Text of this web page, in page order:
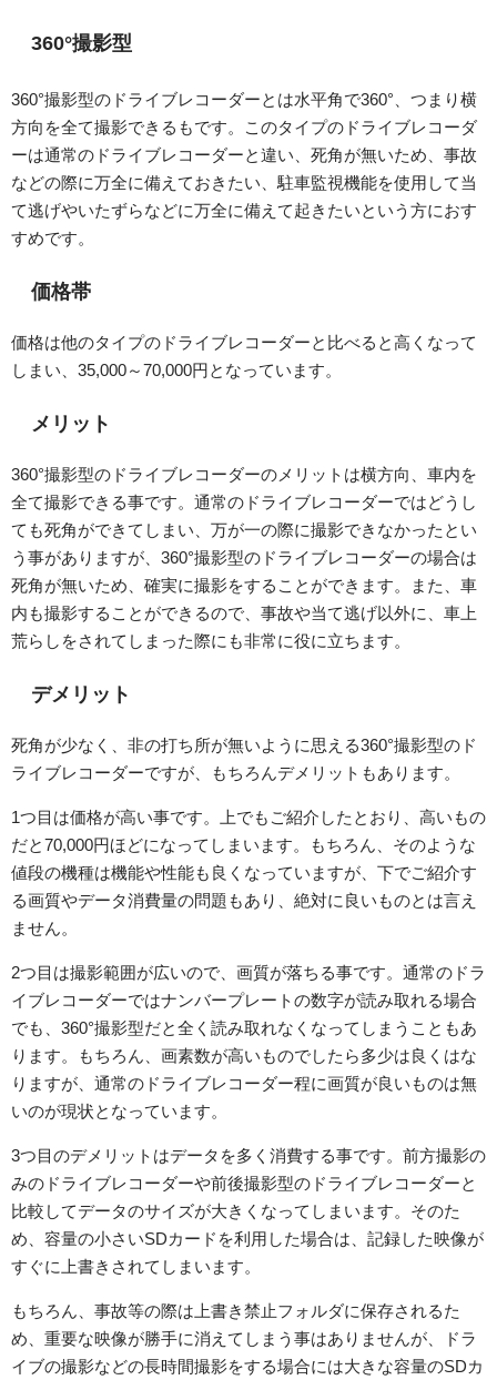
360°撮影型
360°撮影型のドライブレコーダーとは水平角で360°、つまり横
方向を全て撮影できるもです。このタイプのドライブレコーダ
ーは通常のドライブレコーダーと違い、死角が無いため、事故
などの際に万全に備えておきたい、駐車監視機能を使用して当
て逃げやいたずらなどに万全に備えて起きたいという方におす
すめです。
価格帯
価格は他のタイプのドライブレコーダーと比べると高くなって
しまい、35,000～70,000円となっています。
メリット
360°撮影型のドライブレコーダーのメリットは横方向、車内を
全て撮影できる事です。通常のドライブレコーダーではどうし
ても死角ができてしまい、万が一の際に撮影できなかったとい
う事がありますが、360°撮影型のドライブレコーダーの場合は
死角が無いため、確実に撮影をすることができます。また、車
内も撮影することができるので、事故や当て逃げ以外に、車上
荒らしをされてしまった際にも非常に役に立ちます。
デメリット
死角が少なく、非の打ち所が無いように思える360°撮影型のド
ライブレコーダーですが、もちろんデメリットもあります。
1つ目は価格が高い事です。上でもご紹介したとおり、高いもの
だと70,000円ほどになってしまいます。もちろん、そのような
値段の機種は機能や性能も良くなっていますが、下でご紹介す
る画質やデータ消費量の問題もあり、絶対に良いものとは言え
ません。
2つ目は撮影範囲が広いので、画質が落ちる事です。通常のドラ
イブレコーダーではナンバープレートの数字が読み取れる場合
でも、360°撮影型だと全く読み取れなくなってしまうこともあ
ります。もちろん、画素数が高いものでしたら多少は良くはな
りますが、通常のドライブレコーダー程に画質が良いものは無
いのが現状となっています。
3つ目のデメリットはデータを多く消費する事です。前方撮影の
みのドライブレコーダーや前後撮影型のドライブレコーダーと
比較してデータのサイズが大きくなってしまいます。そのた
め、容量の小さいSDカードを利用した場合は、記録した映像が
すぐに上書きされてしまいます。
もちろん、事故等の際は上書き禁止フォルダに保存されるた
め、重要な映像が勝手に消えてしまう事はありませんが、ドラ
イブの撮影などの長時間撮影をする場合には大きな容量のSDカ